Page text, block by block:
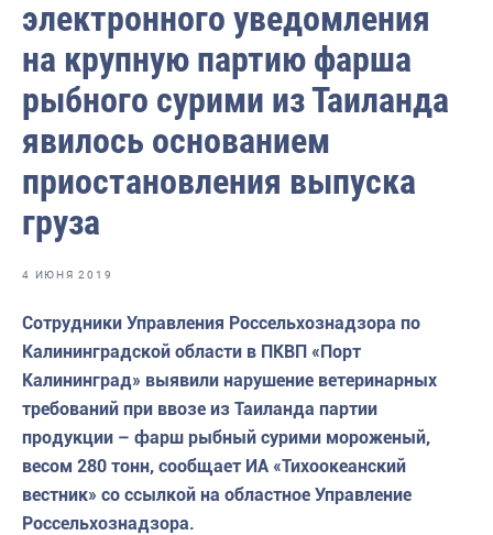
Отраслевые СМИ
Выставки и конференции
Научно-практическая литература
Рыбоохрана России
Отрасль в цифрах
Инфографика
События в России и мире
электронного уведомления
на крупную партию фарша
рыбного сурими из Таиланда
явилось основанием
приостановления выпуска
груза
4 ИЮНЯ 2019
Сотрудники Управления Россельхознадзора по
Калининградской области в ПКВП «Порт
Калининград» выявили нарушение ветеринарных
требований при ввозе из Таиланда партии
продукции – фарш рыбный сурими мороженый,
весом 280 тонн, сообщает ИА «Тихоокеанский
вестник» со ссылкой на областное Управление
Россельхознадзора.